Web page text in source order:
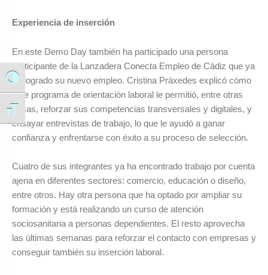
Alternar alto contraste
Alternar tamaño de letra
Experiencia de inserción
En este Demo Day también ha participado una persona
participante de la Lanzadera Conecta Empleo de Cádiz que ya
ha logrado su nuevo empleo. Cristina Práxedes explicó cómo
este programa de orientación laboral le permitió, entre otras
cosas, reforzar sus competencias transversales y digitales, y
ensayar entrevistas de trabajo, lo que le ayudó a ganar
confianza y enfrentarse con éxito a su proceso de selección.
Cuatro de sus integrantes ya ha encontrado trabajo por cuenta
ajena en diferentes sectores: comercio, educación o diseño,
entre otros. Hay otra persona que ha optado por ampliar su
formación y está realizando un curso de atención
sociosanitaria a personas dependientes. El resto aprovecha
las últimas semanas para reforzar el contacto con empresas y
conseguir también su inserción laboral.